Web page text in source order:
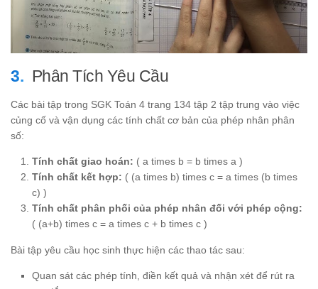
Phân Tích Yêu Cầu
Các bài tập trong SGK Toán 4 trang 134 tập 2 tập trung vào việc
củng cố và vận dụng các tính chất cơ bản của phép nhân phân
số:
Tính chất giao hoán: ( a times b = b times a )
Tính chất kết hợp: ( (a times b) times c = a times (b times
c) )
Tính chất phân phối của phép nhân đối với phép cộng:
( (a+b) times c = a times c + b times c )
Bài tập yêu cầu học sinh thực hiện các thao tác sau:
Quan sát các phép tính, điền kết quả và nhận xét để rút ra